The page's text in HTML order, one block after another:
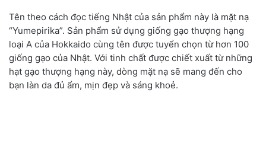
Tên theo cách đọc tiếng Nhật của sản phẩm này là mặt nạ
“Yumepirika”. Sản phẩm sử dụng giống gạo thượng hạng
loại A của Hokkaido cùng tên được tuyển chọn từ hơn 100
giống gạo của Nhật. Với tinh chất được chiết xuất từ những
hạt gạo thượng hạng này, dòng mặt nạ sẽ mang đến cho
bạn làn da đủ ẩm, mịn đẹp và sáng khoẻ.